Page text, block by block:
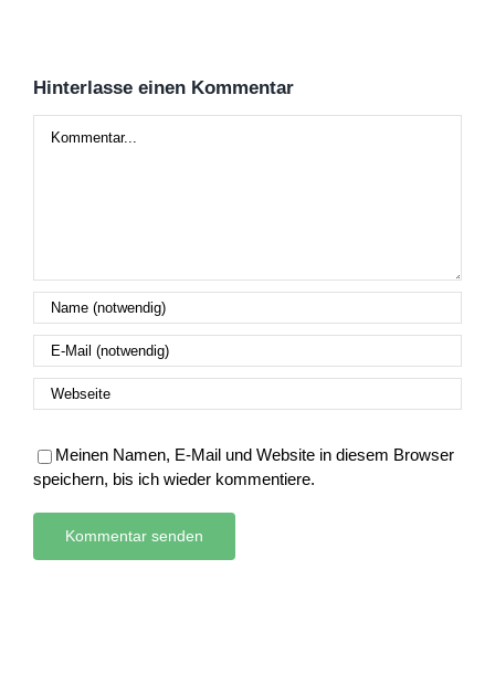
Hinterlasse einen Kommentar
Meinen Namen, E-Mail und Website in diesem Browser
speichern, bis ich wieder kommentiere.